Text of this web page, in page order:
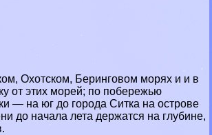
Охотском, Беринговом морях и и в
от этих морей; по побережью
— на юг до города Ситка на острове
до начала лета держатся на глубине,